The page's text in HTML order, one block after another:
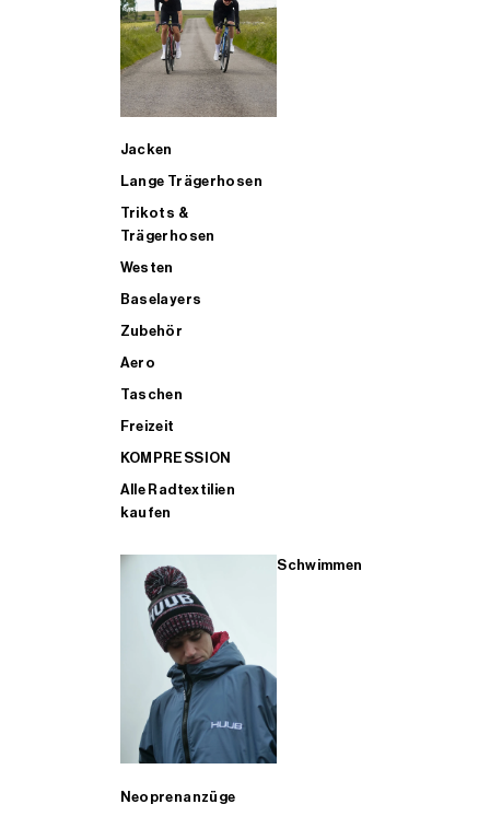
Jacken
Lange Trägerhosen
Trikots &
Trägerhosen
Westen
Baselayers
Zubehör
Aero
Taschen
Freizeit
KOMPRESSION
Alle Radtextilien
kaufen
Schwimmen
Neoprenanzüge
ALLE TRIATHLONARTIKEL FÜR MÄNNER KAUFEN